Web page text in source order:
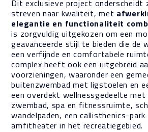
Dit exclusieve project onderscheidt
streven naar kwaliteit, met
elegantie en functionaliteit
is zorgvuldig uitgekozen om een
geavanceerde stijl te bieden die de
een verfijnde en comfortabele
complex heeft ook een uitgebreid
voorzieningen, waaronder een
buitenzwembad met ligstoelen en
een overdekt wellnessgedeelte met
zwembad, spa en fitnessruimte,
wandelpaden, een callisthenics-
amfitheater in het recreatiegebied.